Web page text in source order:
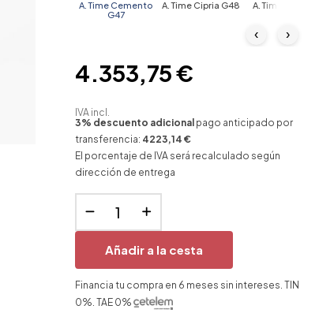
A. Time Cemento
G47
A. Time Cipria G48
A. Time Argento
‹ ›
4.353,75 €
IVA incl.
3% descuento adicional pago anticipado por
transferencia: 4223,14 €
El porcentaje de IVA será recalculado según
dirección de entrega
Añadir a la cesta
Financia tu compra en 6 meses sin intereses. TIN
0%. TAE 0%